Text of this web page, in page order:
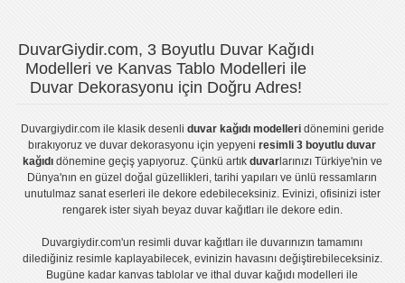
DuvarGiydir.com, 3 Boyutlu Duvar Kağıdı
Modelleri ve Kanvas Tablo Modelleri ile
Duvar Dekorasyonu için Doğru Adres!
Duvargiydir.comile klasik desenli duvar kağıdı modelleridönemini geride
bırakıyoruz veduvar dekorasyonu için yepyeniresimli 3 boyutlu duvar
kağıdıdönemine geçiş yapıyoruz. Çünkü artık duvarlarınızı Türkiye'nin ve
Dünya'nın en güzel doğal güzellikleri, tarihi yapıları ve ünlü ressamların
unutulmaz sanat eserleri ile dekore edebileceksiniz. Evinizi, ofisinizi ister
rengarek ister siyah beyaz duvar kağıtlarıile dekore edin.
Duvargiydir.com'unresimli duvar kağıtları ile duvarınızın tamamını
dilediğiniz resimle kaplayabilecek, evinizin havasını değiştirebileceksiniz.
Bugüne kadarkanvas tablolar veithal duvar kağıdı modelleri ile